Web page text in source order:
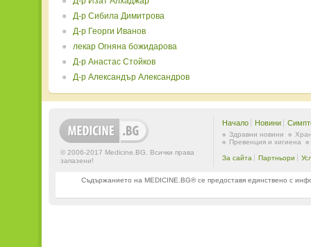
Д-р Сибила Димитрова
Д-р Георги Иванов
лекар Огняна божидарова
Д-р Анастас Стойков
Д-р Александър Александров
© 2006-2017 Medicine.BG. Всички права
запазени!
Начало Новини
Здравни новини
Превенция и хигиена
За сайта Партньори
Съдържанието на MEDICINE.BG® се предоставя единствено с